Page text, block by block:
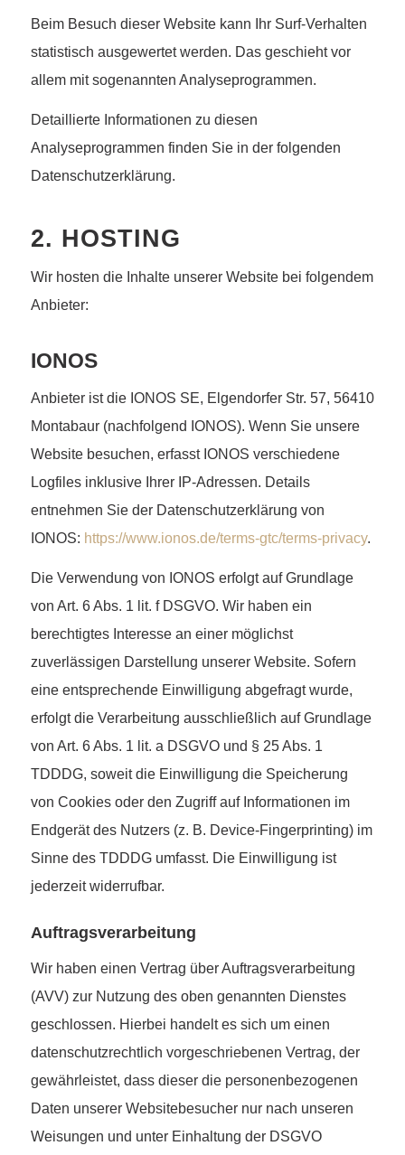
Beim Besuch dieser Website kann Ihr Surf-Verhalten
statistisch ausgewertet werden. Das geschieht vor
allem mit sogenannten Analyseprogrammen.
Detaillierte Informationen zu diesen
Analyseprogrammen finden Sie in der folgenden
Datenschutzerklärung.
2. HOSTING
Wir hosten die Inhalte unserer Website bei folgendem
Anbieter:
IONOS
Anbieter ist die IONOS SE, Elgendorfer Str. 57, 56410
Montabaur (nachfolgend IONOS). Wenn Sie unsere
Website besuchen, erfasst IONOS verschiedene
Logfiles inklusive Ihrer IP-Adressen. Details
entnehmen Sie der Datenschutzerklärung von
IONOS: https://www.ionos.de/terms-gtc/terms-privacy.
Die Verwendung von IONOS erfolgt auf Grundlage
von Art. 6 Abs. 1 lit. f DSGVO. Wir haben ein
berechtigtes Interesse an einer möglichst
zuverlässigen Darstellung unserer Website. Sofern
eine entsprechende Einwilligung abgefragt wurde,
erfolgt die Verarbeitung ausschließlich auf Grundlage
von Art. 6 Abs. 1 lit. a DSGVO und § 25 Abs. 1
TDDDG, soweit die Einwilligung die Speicherung
von Cookies oder den Zugriff auf Informationen im
Endgerät des Nutzers (z. B. Device-Fingerprinting) im
Sinne des TDDDG umfasst. Die Einwilligung ist
jederzeit widerrufbar.
Auftragsverarbeitung
Wir haben einen Vertrag über Auftragsverarbeitung
(AVV) zur Nutzung des oben genannten Dienstes
geschlossen. Hierbei handelt es sich um einen
datenschutzrechtlich vorgeschriebenen Vertrag, der
gewährleistet, dass dieser die personenbezogenen
Daten unserer Websitebesucher nur nach unseren
Weisungen und unter Einhaltung der DSGVO